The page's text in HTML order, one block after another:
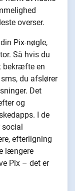
overser.
Pix-nøgle,
Så hvis du
bekræfte en
du afslører
Det
og
I de
efterligning
længere
Pix – det er